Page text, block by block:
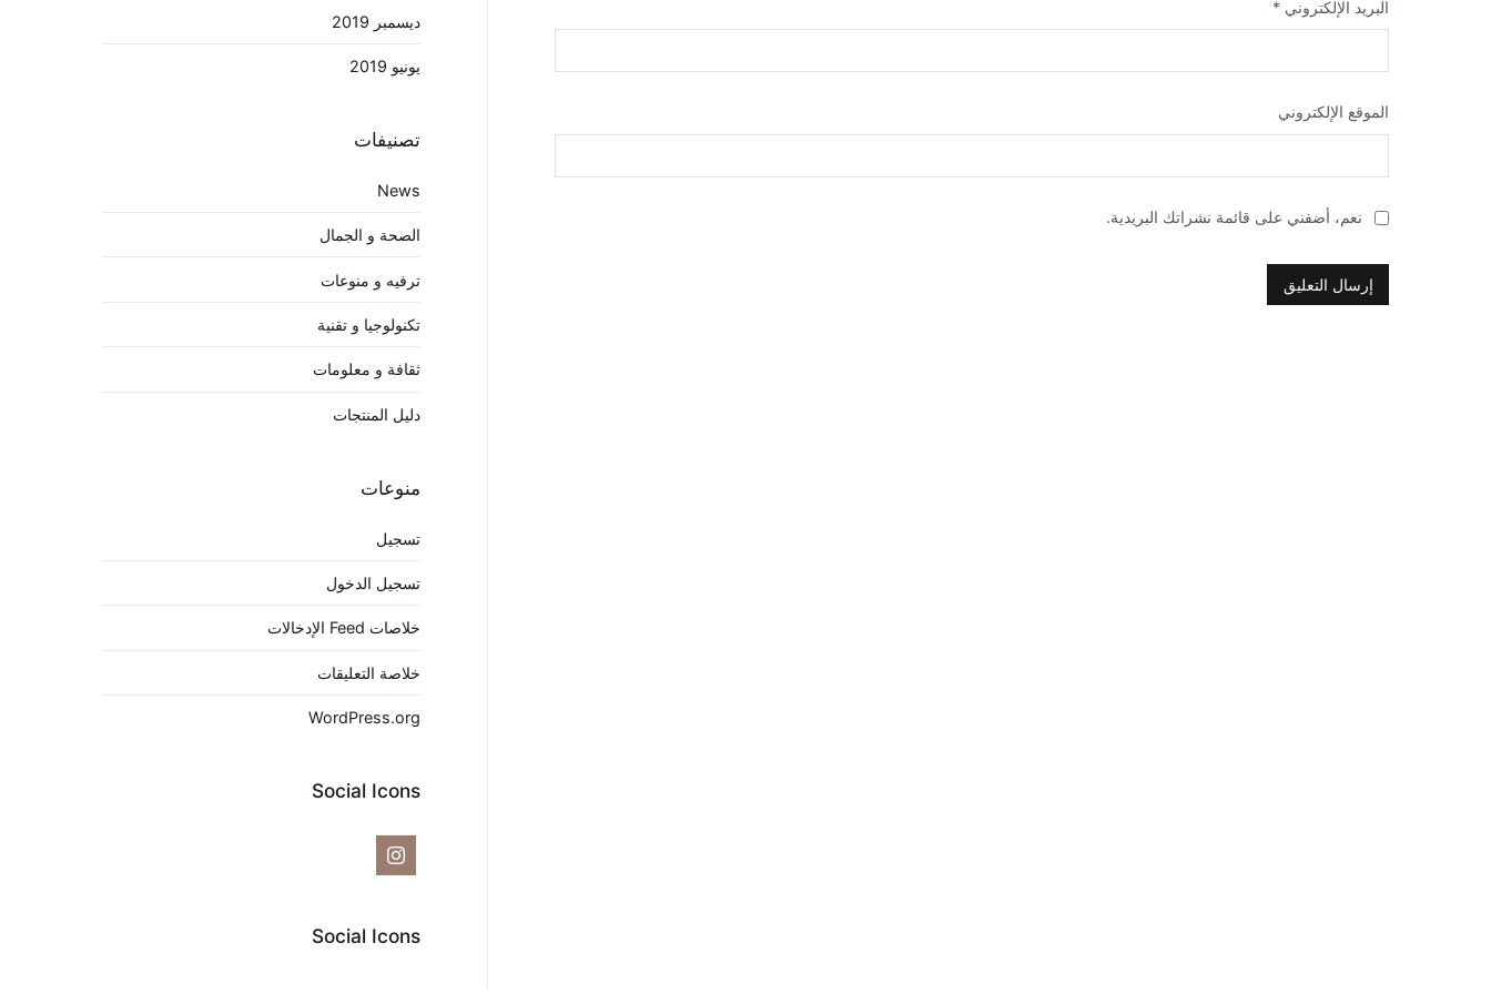
البريد الإلكتروني *
الموقع الإلكتروني
نعم، أضفني على قائمة نشراتك البريدية.
ديسمبر 2019
يونيو 2019
تصنيفات
News
الصحة و الجمال
ترفيه و منوعات
تكنولوجيا و تقنية
ثقافة و معلومات
دليل المنتجات
منوعات
تسجيل
تسجيل الدخول
خلاصات Feed الإدخالات
خلاصة التعليقات
WordPress.org
Social Icons
Social Icons